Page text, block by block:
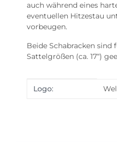
auch während eines
eventuellen Hitzestau
vorbeugen.
Beide Schabracken sind
Sattelgrößen (ca. 17“)
Produkteigenschaft
Wert
Logo: